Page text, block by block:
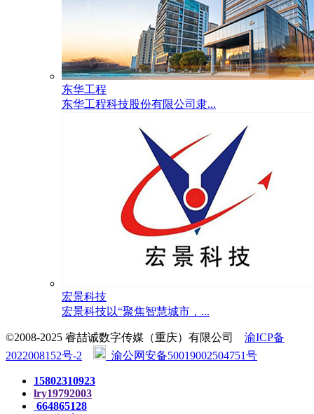
东华工程
东华工程科技股份有限公司隶...
宏景科技
宏景科技以“聚焦智慧城市，...
©2008-2025 睿喆诚数字传媒（重庆）有限公司 渝ICP备
2022008152号-2
渝公网安备50019002504751号
15802310923
lry19792003
664865128